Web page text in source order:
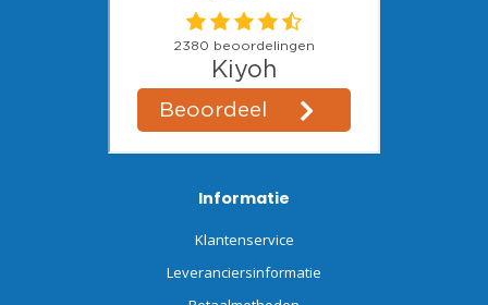
Informatie
Klantenservice
Leveranciersinformatie